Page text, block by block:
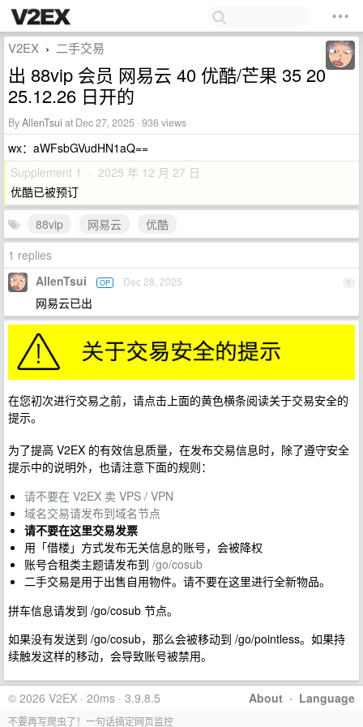
V2EX › 二手交易
出 88vip 会员 网易云 40 优酷/芒果 35 20
25.12.26 日开的
ByAllenTsui at Dec 27, 2025 · 936 views
wx：aWFsbGVudHN1aQ==
Supplement 1 · 2025 年 12 月 27 日
优酷已被预订
88vip
网易云
优酷
1 replies
1
AllenTsui OP Dec 28, 2025
网易云已出
在您初次进行交易之前，请点击上面的黄色横条阅读关于交易安全的
提示。
为了提高 V2EX 的有效信息质量，在发布交易信息时，除了遵守安全
提示中的说明外，也请注意下面的规则：
请不要在 V2EX 卖 VPS / VPN
域名交易请发布到域名节点
请不要在这里交易发票
用「借楼」方式发布无关信息的账号，会被降权
账号合租类主题请发布到 /go/cosub
二手交易是用于出售自用物件。请不要在这里进行全新物品。
拼车信息请发到 /go/cosub 节点。
如果没有发送到 /go/cosub，那么会被移动到 /go/pointless。如果持
续触发这样的移动，会导致账号被禁用。
About · Language
© 2026 V2EX · 20ms · 3.9.8.5
不要再写爬虫了！一句话搞定网页监控